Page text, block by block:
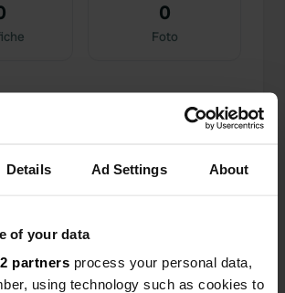
Details Ad Settings About
of your data
partners process your personal data,
using technology such as cookies to
0
Foto
una posizione
e lo smaltimento dei rifiuti è
Google Mostra originale